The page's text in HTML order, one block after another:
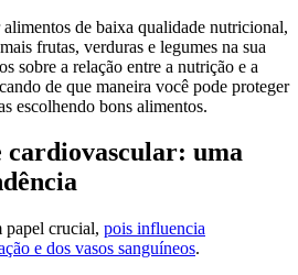
de baixa qualidade nutricional,
frutas, verduras e legumes na sua
sobre a relação entre a nutrição e a
de que maneira você pode proteger
escolhendo bons alimentos.
cardiovascular: uma
papel crucial, pois influencia
e dos vasos sanguíneos.